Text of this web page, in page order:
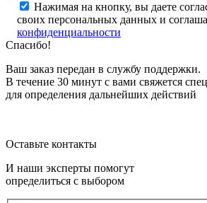
Нажимая на кнопку, вы даете
своих персональных данных и
конфиденциальности
Спасибо!
Ваш заказ передан в службу поддержки.
В течение 30 минут с вами свяжется
для определения дальнейших действий
Оставьте контакты
И наши эксперты помогут
определиться с выбором